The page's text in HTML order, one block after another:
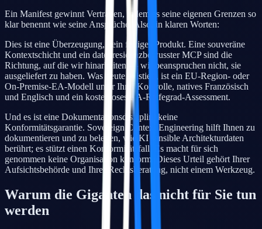
Ein Manifest gewinnt Vertrauen, indem es seine eigenen Grenzen so
klar benennt wie seine Ansprüche. Also, in klaren Worten:
Dies ist eine Überzeugung, kein fertiges Produkt. Eine souveräne
Kontextschicht und ein datenresidenzbewusster MCP sind die
Richtung, auf die wir hinarbeiten — wir beanspruchen nicht, sie
ausgeliefert zu haben. Was heute existiert, ist ein EU-Region- oder
On-Premise-EA-Modell unter Ihrer Kontrolle, natives Französisch
und Englisch und ein kostenloses EA-Reifegrad-Assessment.
Und es ist eine Dokumentationsdisziplin, keine
Konformitätsgarantie. Sovereign Context Engineering hilft Ihnen zu
dokumentieren und zu belegen, wie KI sensible Architekturdaten
berührt; es stützt einen Konformitätsfall. Es macht für sich
genommen keine Organisation konform. Dieses Urteil gehört Ihrer
Aufsichtsbehörde und Ihrer Rechtsberatung, nicht einem Werkzeug.
Warum die Giganten das nicht für Sie tun
werden